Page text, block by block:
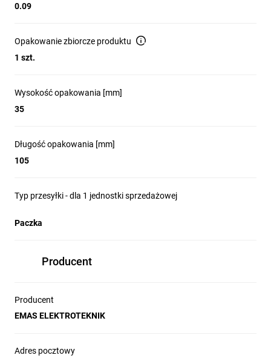
0.09
Opakowanie zbiorcze produktu
1 szt.
Wysokość opakowania [mm]
35
Długość opakowania [mm]
105
Typ przesyłki - dla 1 jednostki sprzedażowej
Paczka
Producent
Producent
EMAS ELEKTROTEKNIK
Adres pocztowy